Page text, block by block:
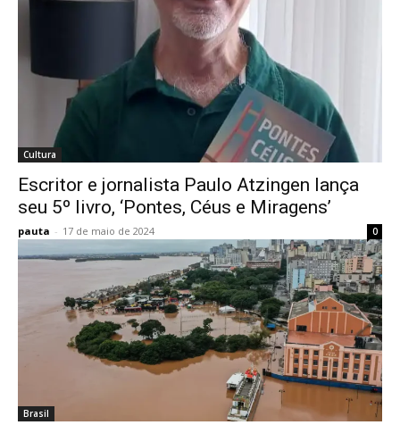
Cultura
Escritor e jornalista Paulo Atzingen lança
seu 5º livro, ‘Pontes, Céus e Miragens’
pauta - 17 de maio de 2024 0
Brasil